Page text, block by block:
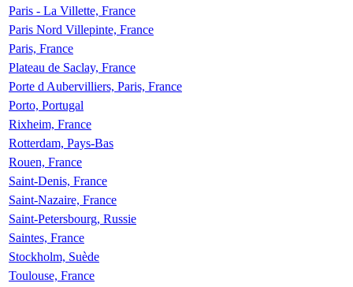
Paris - La Villette, France
Paris Nord Villepinte, France
Paris, France
Plateau de Saclay, France
Porte d Aubervilliers, Paris, France
Porto, Portugal
Rixheim, France
Rotterdam, Pays-Bas
Rouen, France
Saint-Denis, France
Saint-Nazaire, France
Saint-Petersbourg, Russie
Saintes, France
Stockholm, Suède
Toulouse, France